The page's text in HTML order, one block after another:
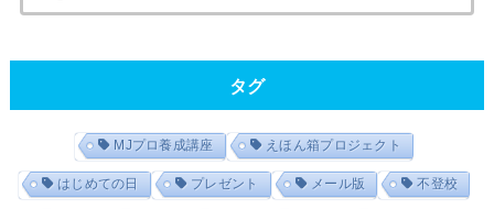
タグ
MJプロ養成講座 えほん箱プロジェクト
はじめての日 プレゼント メール版 不登校